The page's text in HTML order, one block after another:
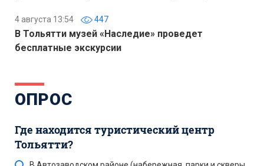
4 августа 13:54 447
В Тольятти музей «Наследие» проведет
бесплатные экскурсии
ОПРОС
Где находится туристический центр
Тольятти?